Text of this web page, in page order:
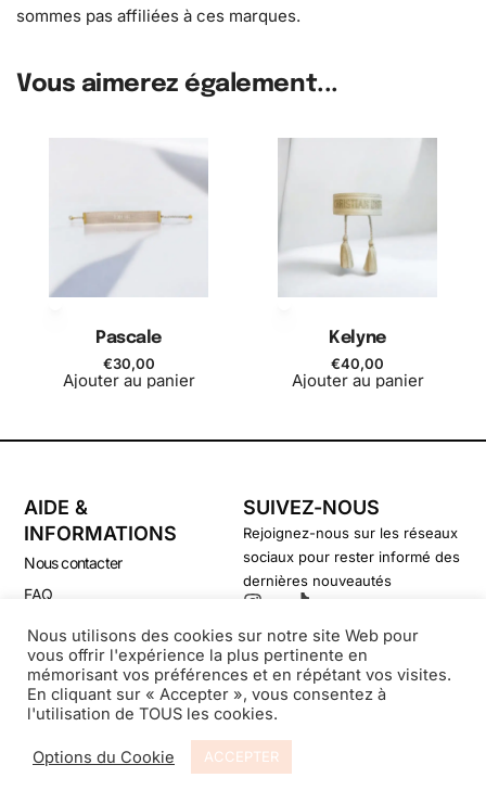
sommes pas affiliées à ces marques.
Vous aimerez également...
Pascale
€30,00
Ajouter au panier
Kelyne
€40,00
Ajouter au panier
AIDE &
INFORMATIONS
Nous contacter
FAQ
CGV
Politique de confidentialité
SUIVEZ-NOUS
Rejoignez-nous sur les réseaux
sociaux pour rester informé des
dernières nouveautés
Nous utilisons des cookies sur notre site Web pour
vous offrir l'expérience la plus pertinente en
mémorisant vos préférences et en répétant vos visites.
En cliquant sur « Accepter », vous consentez à
l'utilisation de TOUS les cookies.
Options du Cookie ACCEPTER